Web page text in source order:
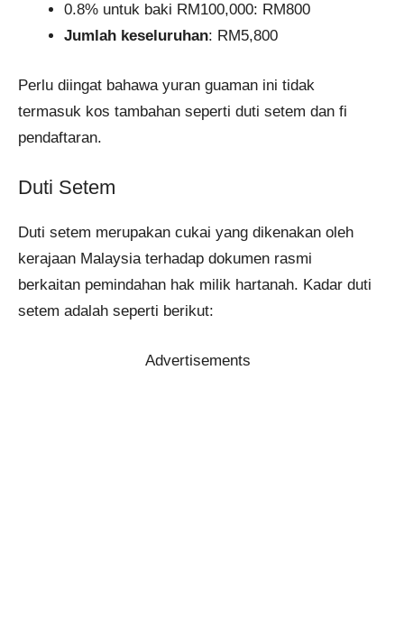
0.8% untuk baki RM100,000: RM800
Jumlah keseluruhan: RM5,800
Perlu diingat bahawa yuran guaman ini tidak
termasuk kos tambahan seperti duti setem dan fi
pendaftaran.
Duti Setem
Duti setem merupakan cukai yang dikenakan oleh
kerajaan Malaysia terhadap dokumen rasmi
berkaitan pemindahan hak milik hartanah. Kadar duti
setem adalah seperti berikut:
Advertisements